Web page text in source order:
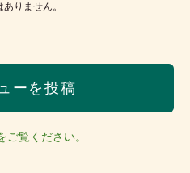
りません。
ーを投稿
覧ください。